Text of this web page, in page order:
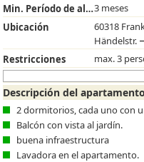
Min. Período de alquiler3 meses
Ubicación
60318
Händelstr.
Restricciones
max. 3
Descripción del
2 dormitorios, cada uno con
Balcón con vista al jardín.
buena infraestructura
Lavadora en el apartamento.